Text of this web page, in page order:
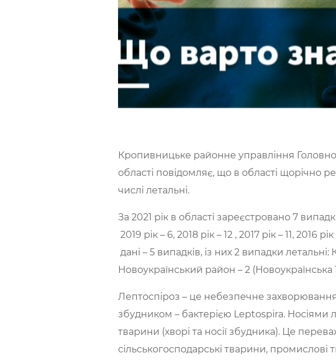
Кропивницьке районне управління
області повідомляє, що в області щорічно
числі летальні.
За 2021 рік в області зареєстровано 7
2019 рік – 6, 2018 рік – 12 , 2017 рік – 11, 2016
дані – 5 випадків, із них 2 випадки
Новоукраїнський район – 2
Лептоспіроз – це небезпечне
збудником – бактерією Leptospira. Носіями
тварини (хворі та носії збудника). Це
сільськогосподарські тварини,